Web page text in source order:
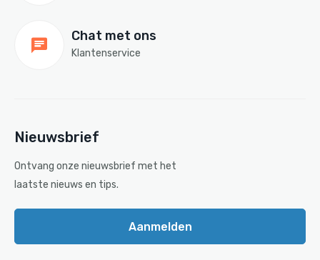
Chat met ons
Klantenservice
Nieuwsbrief
Ontvang onze nieuwsbrief met het
laatste nieuws en tips.
Aanmelden